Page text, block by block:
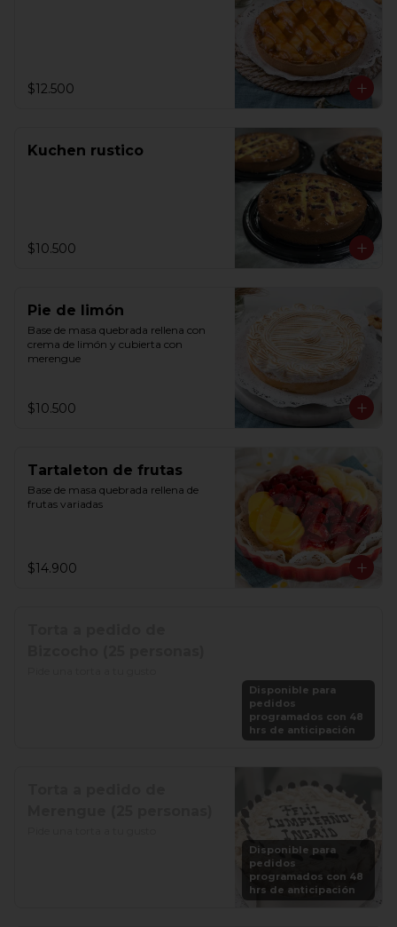
$12.500
Kuchen rustico
$10.500
Pie de limón
Base de masa quebrada rellena con
crema de limón y cubierta con
merengue
$10.500
Tartaleton de frutas
Base de masa quebrada rellena de
frutas variadas
$14.900
Disponible para
pedidos
programados con 48
hrs de anticipación
Disponible para
pedidos
programados con 48
hrs de anticipación